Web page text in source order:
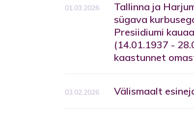
01.03.2026
Tallinna ja
sügava
Presiidiumi
(14.01.1937 -
kaastunnet
03.02.2026 Välismaalt